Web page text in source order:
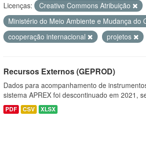
Licenças: Creative Commons Atribuição
Ministério do Meio Ambiente e Mudança do
cooperação internacional
projetos
Recursos Externos (GEPROD)
Dados para acompanhamento de
sistema APREX foi descontinuado em 2021,
PDF CSV XLSX